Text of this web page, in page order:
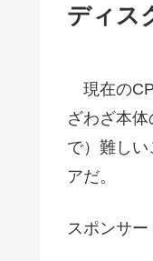
ディス
現在の
ざわざ本
で）難し
アだ。
スポンサー